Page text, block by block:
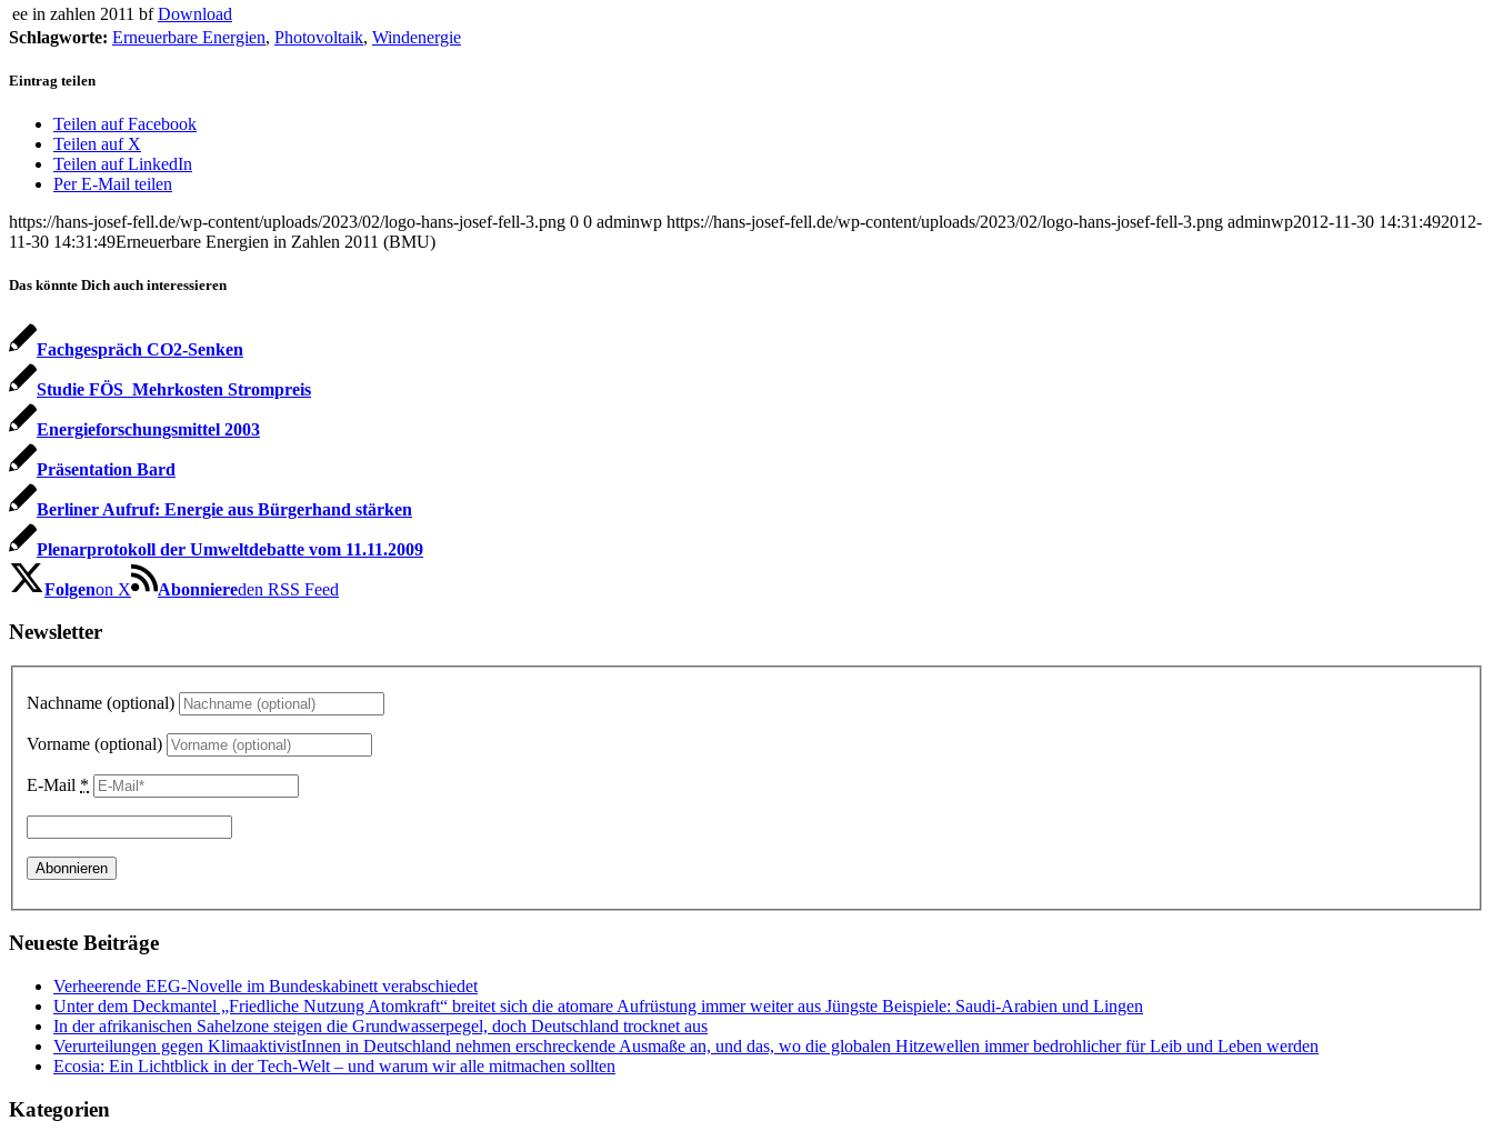
ee in zahlen 2011 bf Download
Schlagworte: Erneuerbare Energien, Photovoltaik, Windenergie
Eintrag teilen
Teilen auf Facebook
Teilen auf X
Teilen auf LinkedIn
Per E-Mail teilen
https://hans-josef-fell.de/wp-content/uploads/2023/02/logo-hans-josef-fell-3.png 0 0 adminwp https://hans-josef-fell.de/wp-content/uploads/2023/02/logo-hans-josef-fell-3.png adminwp2012-11-30 14:31:492012-
11-30 14:31:49Erneuerbare Energien in Zahlen 2011 (BMU)
Das könnte Dich auch interessieren
Fachgespräch CO2-Senken
Studie FÖS_Mehrkosten Strompreis
Energieforschungsmittel 2003
Präsentation Bard
Berliner Aufruf: Energie aus Bürgerhand stärken
Plenarprotokoll der Umweltdebatte vom 11.11.2009
Folgenon X Abonniereden RSS Feed
Newsletter
Nachname (optional)
Vorname (optional)
E-Mail *
Neueste Beiträge
Verheerende EEG-Novelle im Bundeskabinett verabschiedet
Unter dem Deckmantel „Friedliche Nutzung Atomkraft“ breitet sich die atomare Aufrüstung immer weiter aus Jüngste Beispiele: Saudi-Arabien und Lingen
In der afrikanischen Sahelzone steigen die Grundwasserpegel, doch Deutschland trocknet aus
Verurteilungen gegen KlimaaktivistInnen in Deutschland nehmen erschreckende Ausmaße an, und das, wo die globalen Hitzewellen immer bedrohlicher für Leib und Leben werden
Ecosia: Ein Lichtblick in der Tech-Welt – und warum wir alle mitmachen sollten
Kategorien